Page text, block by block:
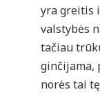
yra greitis
valstybės
tačiau
ginčijama,
norės tai